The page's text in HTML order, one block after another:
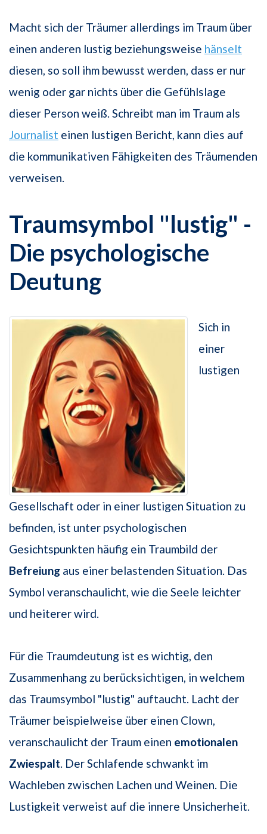
Macht sich der Träumer allerdings im Traum über
einen anderen lustig beziehungsweise hänselt
diesen, so soll ihm bewusst werden, dass er nur
wenig oder gar nichts über die Gefühlslage
dieser Person weiß. Schreibt man im Traum als
Journalist einen lustigen Bericht, kann dies auf
die kommunikativen Fähigkeiten des Träumenden
verweisen.
Traumsymbol "lustig" -
Die psychologische
Deutung
Sich in
einer
lustigen
Gesellschaft oder in einer lustigen Situation zu
befinden, ist unter psychologischen
Gesichtspunkten häufig ein Traumbild der
Befreiung aus einer belastenden Situation. Das
Symbol veranschaulicht, wie die Seele leichter
und heiterer wird.
Für die Traumdeutung ist es wichtig, den
Zusammenhang zu berücksichtigen, in welchem
das Traumsymbol "lustig" auftaucht. Lacht der
Träumer beispielweise über einen Clown,
veranschaulicht der Traum einen emotionalen
Zwiespalt. Der Schlafende schwankt im
Wachleben zwischen Lachen und Weinen. Die
Lustigkeit verweist auf die innere Unsicherheit.